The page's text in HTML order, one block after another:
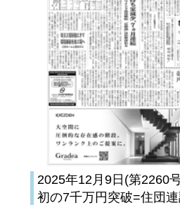
2025年12月9日(第2260
初の7千万円突破=住団